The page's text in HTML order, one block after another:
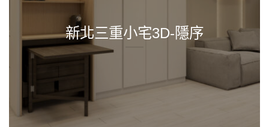
新北三重小宅3D-隱序